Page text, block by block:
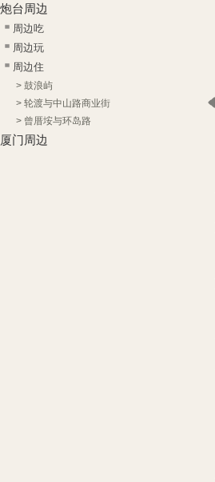
炮台周边
周边吃
周边玩
周边住
> 鼓浪屿
> 轮渡与中山路商业街
> 曾厝垵与环岛路
厦门周边